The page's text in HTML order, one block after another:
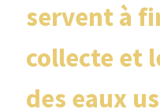
servent à
collecte et
des eaux